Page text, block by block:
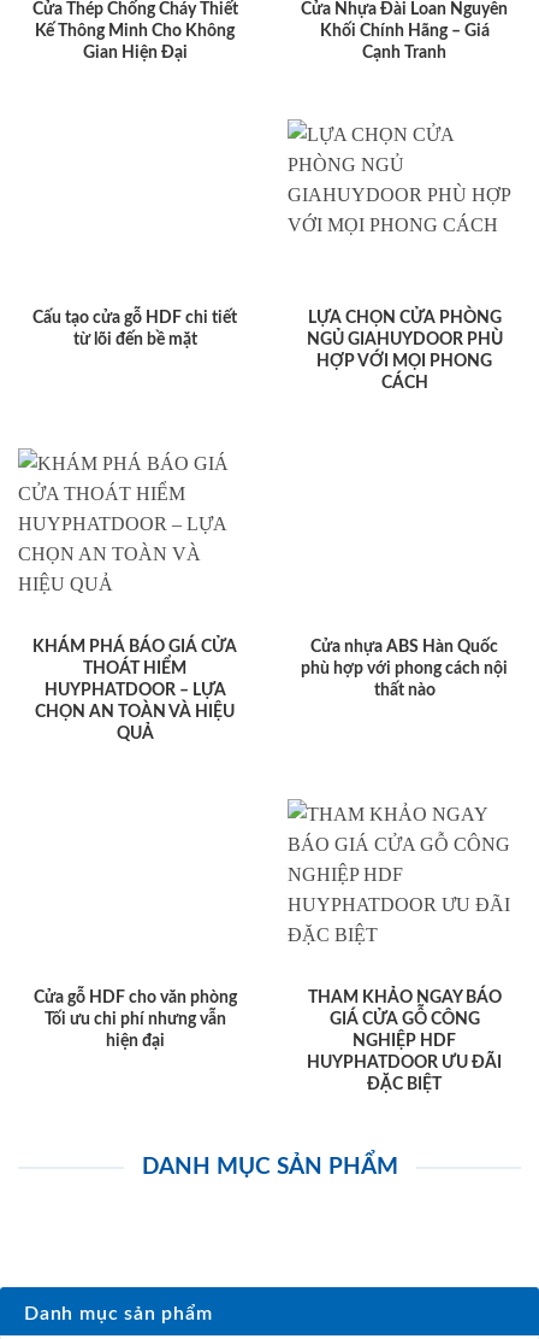
Cửa Thép Chống Cháy Thiết
Kế Thông Minh Cho Không
Gian Hiện Đại
Cửa Nhựa Đài Loan Nguyên
Khối Chính Hãng – Giá
Cạnh Tranh
Cấu tạo cửa gỗ HDF chi tiết
từ lõi đến bề mặt
LỰA CHỌN CỬA PHÒNG
NGỦ GIAHUYDOOR PHÙ
HỢP VỚI MỌI PHONG
CÁCH
KHÁM PHÁ BÁO GIÁ CỬA
THOÁT HIỂM
HUYPHATDOOR – LỰA
CHỌN AN TOÀN VÀ HIỆU
QUẢ
Cửa nhựa ABS Hàn Quốc
phù hợp với phong cách nội
thất nào
Cửa gỗ HDF cho văn phòng
Tối ưu chi phí nhưng vẫn
hiện đại
THAM KHẢO NGAY BÁO
GIÁ CỬA GỖ CÔNG
NGHIỆP HDF
HUYPHATDOOR ƯU ĐÃI
ĐẶC BIỆT
DANH MỤC SẢN PHẨM
Danh mục sản phẩm